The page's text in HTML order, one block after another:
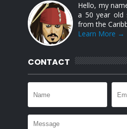
Hello, my
a 50 year old
from the
Learn More →
CONTACT